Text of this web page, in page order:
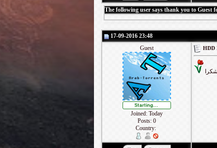
The following user says thank you to Guest
17-09-2016 23:48
Guest
Joined: Today
Posts: 0
Country: